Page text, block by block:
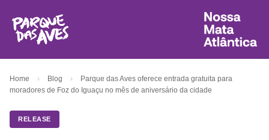
Home › Blog ›
Parque das Aves oferece entrada gratuita para
moradores de Foz do Iguaçu no mês de aniversário da cidade
RELEASE